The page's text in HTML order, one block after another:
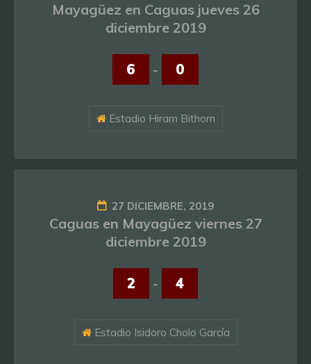
Mayagüez en Caguas jueves 26
diciembre 2019
6 - 0
Estadio Hiram Bithorn
27 DICIEMBRE, 2019
Caguas en Mayagüez viernes 27
diciembre 2019
2 - 4
Estadio Isidoro Cholo García